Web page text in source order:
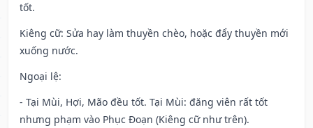
tốt.
Kiêng cữ: Sửa hay làm thuyền chèo, hoặc đẩy thuyền mới
xuống nước.
Ngoại lệ:
- Tại Mùi, Hợi, Mão đều tốt. Tại Mùi: đăng viên rất tốt
nhưng phạm vào Phục Đoạn (Kiêng cữ như trên).